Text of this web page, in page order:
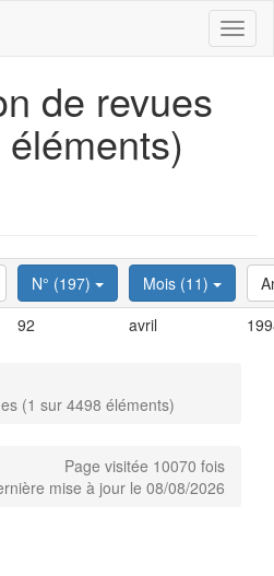
de revues
N° (197) Mois (11)
92 avril
(1 sur 4498 éléments)
Page visitée 10070 fois
mise à jour le 08/08/2026